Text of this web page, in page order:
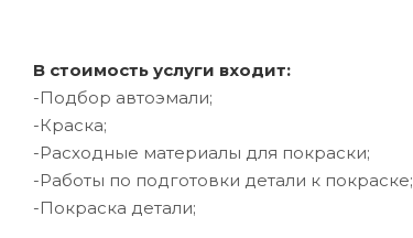
В стоимость услуги входит:
-Подбор автоэмали;
-Краска;
-Расходные материалы для покраски;
-Работы по подготовки детали к покраске;
-Покраска детали;